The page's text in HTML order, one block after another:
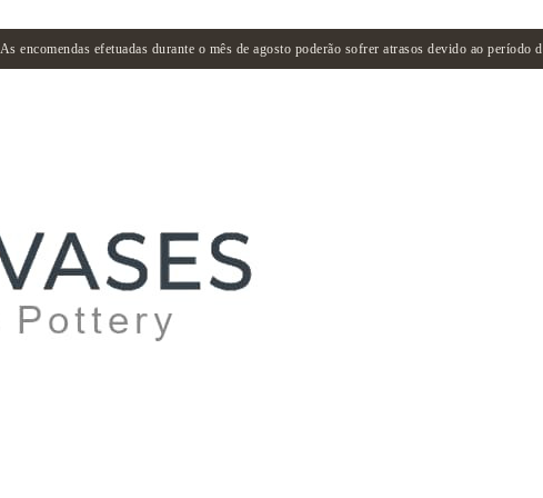
As encomendas efetuadas durante o mês de agosto poderão sofrer atrasos devido ao período